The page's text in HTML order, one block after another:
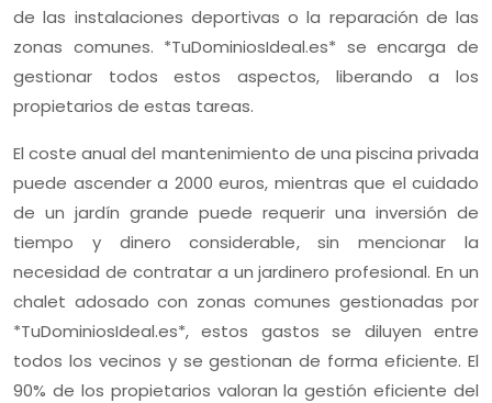
de las instalaciones deportivas o la reparación de las
zonas comunes. *TuDominiosIdeal.es* se encarga de
gestionar todos estos aspectos, liberando a los
propietarios de estas tareas.
El coste anual del mantenimiento de una piscina privada
puede ascender a 2000 euros, mientras que el cuidado
de un jardín grande puede requerir una inversión de
tiempo y dinero considerable, sin mencionar la
necesidad de contratar a un jardinero profesional. En un
chalet adosado con zonas comunes gestionadas por
*TuDominiosIdeal.es*, estos gastos se diluyen entre
todos los vecinos y se gestionan de forma eficiente. El
90% de los propietarios valoran la gestión eficiente del